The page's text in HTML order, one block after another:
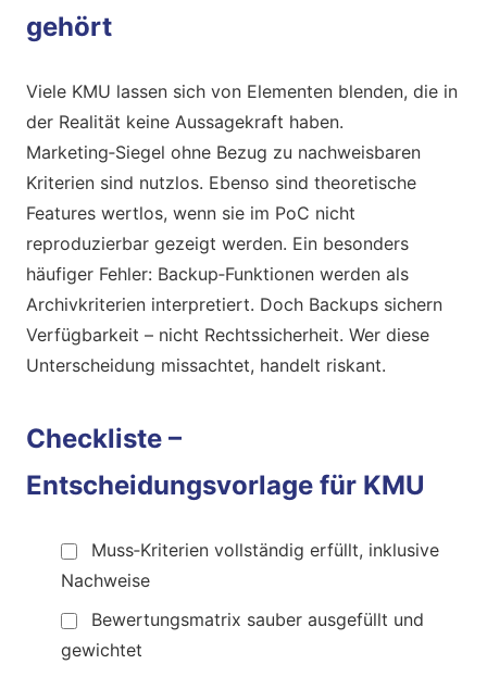
gehört
Viele KMU lassen sich von Elementen blenden, die in
der Realität keine Aussagekraft haben.
Marketing‑Siegel ohne Bezug zu nachweisbaren
Kriterien sind nutzlos. Ebenso sind theoretische
Features wertlos, wenn sie im PoC nicht
reproduzierbar gezeigt werden. Ein besonders
häufiger Fehler: Backup‑Funktionen werden als
Archivkriterien interpretiert. Doch Backups sichern
Verfügbarkeit – nicht Rechtssicherheit. Wer diese
Unterscheidung missachtet, handelt riskant.
Checkliste –
Entscheidungsvorlage für KMU
Muss‑Kriterien vollständig erfüllt, inklusive
Nachweise
Bewertungsmatrix sauber ausgefüllt und
gewichtet